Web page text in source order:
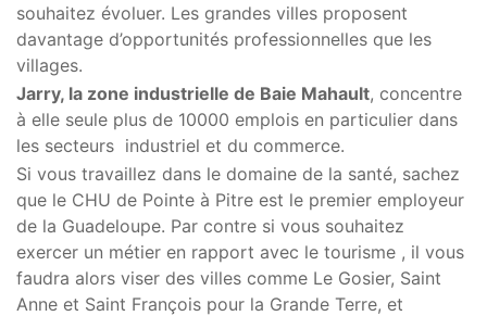
souhaitez évoluer. Les grandes villes proposent
davantage d’opportunités professionnelles que les
villages.
Jarry, la zone industrielle de Baie Mahault, concentre
à elle seule plus de 10000 emplois en particulier dans
les secteurs industriel et du commerce.
Si vous travaillez dans le domaine de la santé, sachez
que le CHU de Pointe à Pitre est le premier employeur
de la Guadeloupe. Par contre si vous souhaitez
exercer un métier en rapport avec le tourisme , il vous
faudra alors viser des villes comme Le Gosier, Saint
Anne et Saint François pour la Grande Terre, et